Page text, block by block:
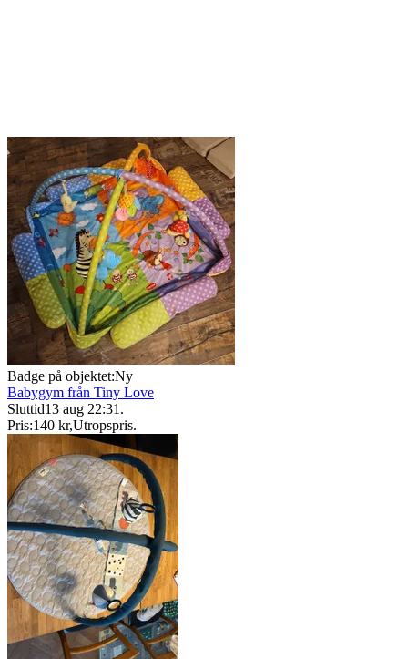
Badge på objektet:Ny
Babygym från Tiny Love
Sluttid13 aug 22:31 .
Pris:140 kr,Utropspris.